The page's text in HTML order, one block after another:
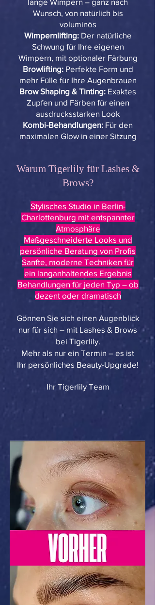
Wunsch, von natürlich bis
voluminös
Wimpernlifting: Der natürliche
Schwung für Ihre eigenen
Wimpern, mit optionaler Färbung
Browlifting:Perfekte Form und
mehr Fülle für Ihre Augenbrauen
Brow Shaping & Tinting: Exaktes
Zupfen und Färben für einen
ausdrucksstarken Look
Kombi-Behandlungen: Für den
maximalen Glow in einer Sitzung
Warum Tigerlily für Lashes &
Brows?
Stylisches Studio in Berlin-
Charlottenburg mit entspannter
Atmosphäre
Maßgeschneiderte Looks und
persönliche Beratung von Profis
Sanfte, moderne Techniken für
ein langanhaltendes Ergebnis
Behandlungen für jeden Typ – ob
dezent oder dramatisch​​
Gönnen Sie sich einen Augenblick
nur für sich – mit Lashes & Brows
bei Tigerlily.
Mehr als nur ein Termin – es ist
Ihr persönliches Beauty-Upgrade!
​Ihr Tigerlily Team